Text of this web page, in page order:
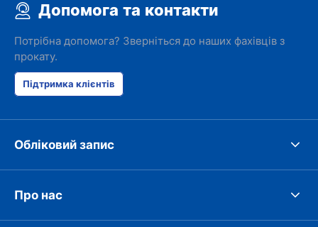
Допомога та контакти
Потрібна допомога? Зверніться до наших фахівців з
прокату.
Підтримка клієнтів
Обліковий запис
Про нас